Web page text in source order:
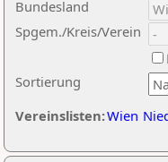
Sortierung
Bundesland
Spgem./Kreis/Verein
Vereinslisten:Wien